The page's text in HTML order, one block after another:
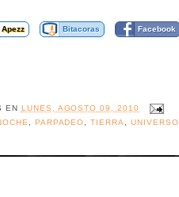
Apezz Bitacoras Facebook
EN LUNES, AGOSTO 09, 2010
PARPADEO ,TIERRA ,UNIVERSO